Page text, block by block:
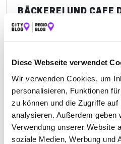
Diese Webseite verwendet
Wir verwenden Cookies, um
personalisieren, Funktionen
zu können und die Zugriffe
analysieren. Außerdem geben
Verwendung unserer Website
soziale Medien, Werbung und
BÄCKEREI UND CAFE
INH. ENDERS
Mühlgasse 7| 97653
+499772932426
www.degetsmuehle-